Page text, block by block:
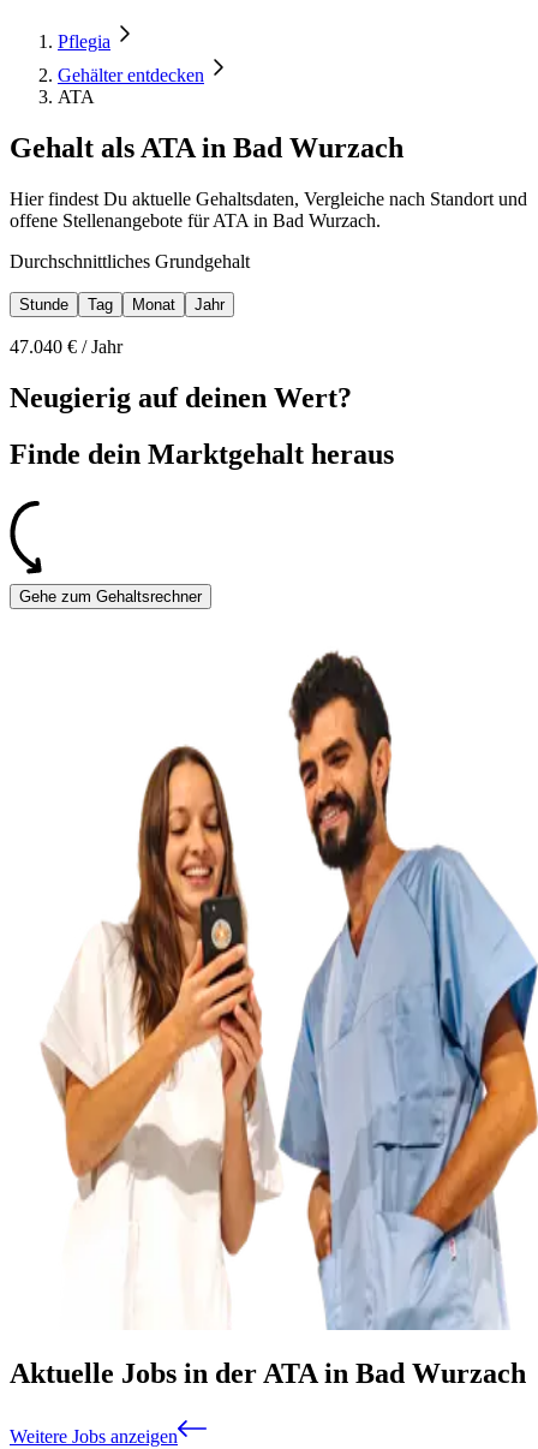
Pflegia
Gehälter entdecken
ATA
Gehalt als ATA in Bad Wurzach
Hier findest Du aktuelle Gehaltsdaten, Vergleiche nach Standort und
offene Stellenangebote für ATA in Bad Wurzach.
Durchschnittliches Grundgehalt
Stunde Tag Monat Jahr
47.040 € /Jahr
Neugierig auf deinen Wert?
Finde dein Marktgehalt heraus
Gehe zum Gehaltsrechner
Aktuelle Jobs in der ATA in Bad Wurzach
Weitere Jobs anzeigen